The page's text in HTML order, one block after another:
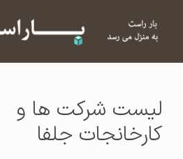
لیست شرکت ها و
کارخانجات جلفا